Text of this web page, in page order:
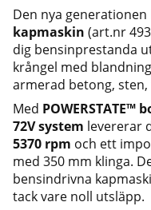
Den nya generationen
kapmaskin (art.nr
dig bensinprestanda
krångel med
armerad betong,
Med POWERSTATE™
72V system levererar
5370 rpm och ett
med 350 mm klinga.
bensindrivna
tack vare noll utsläpp.